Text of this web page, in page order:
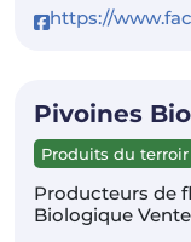
https://
Pivoines
Produits du terroir
Producteurs de
Biologique